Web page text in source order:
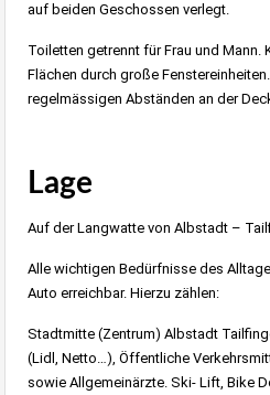
auf beiden Geschossen verlegt.
Toiletten getrennt für Frau und Mann.
Flächen durch große
regelmässigen Abständen an der
Lage
Auf der Langwatte von Albstadt –
Alle wichtigen Bedürfnisse des
Auto erreichbar. Hierzu zählen:
Stadtmitte (Zentrum) Albstadt
(Lidl, Netto…), Öffentliche
sowie Allgemeinärzte. Ski- Lift, Bike